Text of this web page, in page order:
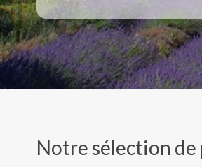
Notre sélection de